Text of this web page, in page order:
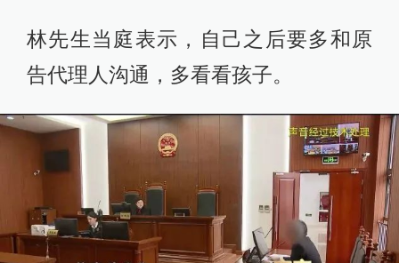
林先生当庭表示，自己之后要多和原
告代理人沟通，多看看孩子。